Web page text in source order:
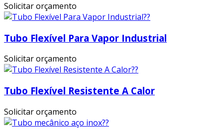
Solicitar orçamento
Tubo Flexível Para Vapor Industrial
Solicitar orçamento
Tubo Flexível Resistente A Calor
Solicitar orçamento